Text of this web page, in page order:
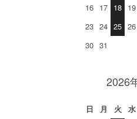
16 17 18 19
23 24 25 26
30 31
2026
日 月 火 水